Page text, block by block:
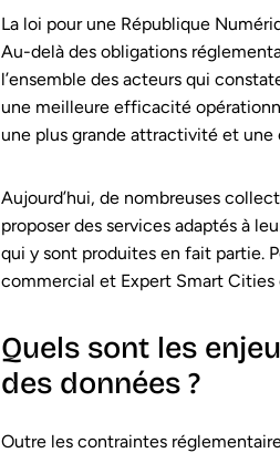
La loi pour une République
Au-delà des obligations
l’ensemble des acteurs qui
une meilleure efficacité
une plus grande attractivité et
Aujourd’hui, de nombreuses
proposer des services adaptés à
qui y sont produites en fait partie.
commercial et Expert Smart Cities
Quels sont les
des données ?
Outre les contraintes